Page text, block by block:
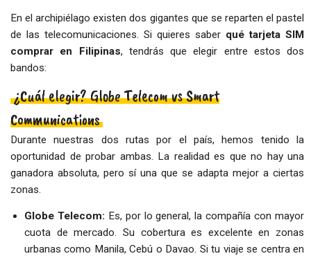
En el archipiélago existen dos gigantes que se reparten el pastel
de las telecomunicaciones. Si quieres saber qué tarjeta SIM
comprar en Filipinas, tendrás que elegir entre estos dos
bandos:
¿Cuál elegir? Globe Telecom vs Smart
Communications
Durante nuestras dos rutas por el país, hemos tenido la
oportunidad de probar ambas. La realidad es que no hay una
ganadora absoluta, pero sí una que se adapta mejor a ciertas
zonas.
Globe Telecom: Es, por lo general, la compañía con mayor
cuota de mercado. Su cobertura es excelente en zonas
urbanas como Manila, Cebú o Davao. Si tu viaje se centra en